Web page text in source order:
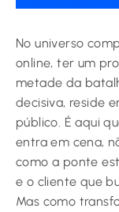
No universo
online, ter um
metade da
decisiva, reside
público. É aqui
entra em cena,
como a ponte
e o cliente que
Mas como